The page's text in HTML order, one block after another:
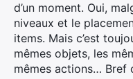
d’un moment. Oui,
niveaux et le
items. Mais c’est
mêmes objets, les
mêmes actions… Bref